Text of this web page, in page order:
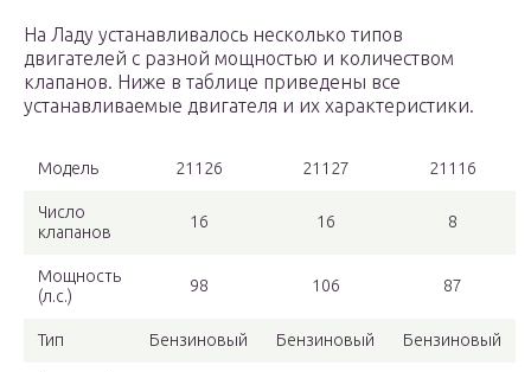
На Ладу устанавливалось несколько типов
двигателей с разной мощностью и количеством
клапанов. Ниже в таблице приведены все
устанавливаемые двигателя и их характеристики.
Модель 21126 21127 21116
Число
клапанов
16 16 8
Мощность
(л.с.)
98 106 87
Тип Бензиновый Бензиновый Бензиновый